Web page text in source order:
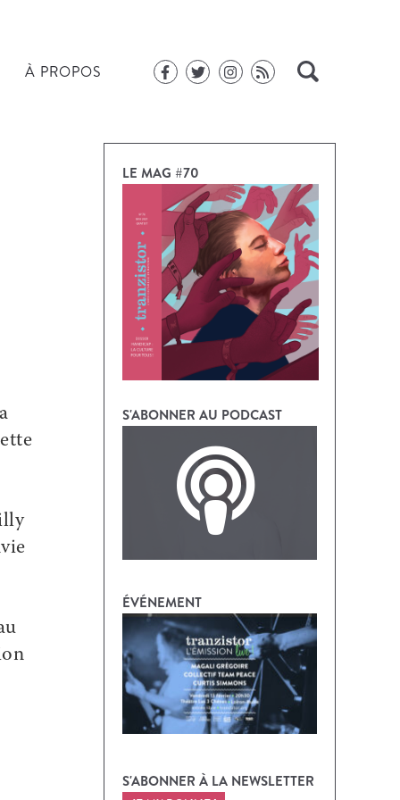
À PROPOS
LE MAG #70
S'ABONNER AU PODCAST
ÉVÉNEMENT
S'ABONNER À LA NEWSLETTER